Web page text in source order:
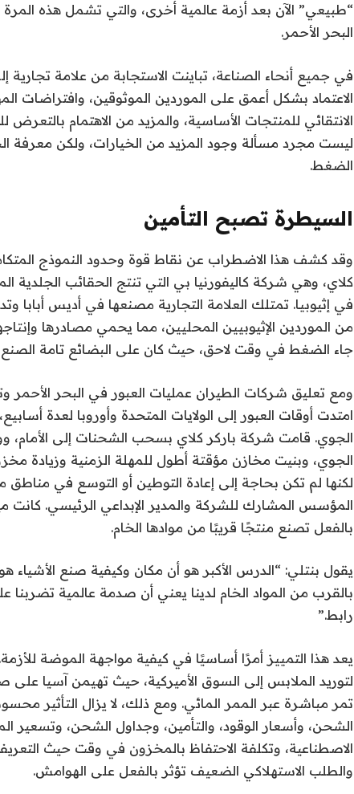
“طبيعي” الآن بعد أزمة عالمية أخرى، والتي تشمل هذه
البحر الأحمر.
في جميع أنحاء الصناعة، تباينت الاستجابة من علامة تجارية
الاعتماد بشكل أعمق على الموردين الموثوقين، وافتراضات
الانتقائي للمنتجات الأساسية، والمزيد من الاهتمام
ليست مجرد مسألة وجود المزيد من الخيارات، ولكن معرفة
الضغط.
السيطرة تصبح التأمين
وقد كشف هذا الاضطراب عن نقاط قوة وحدود النموذج
كلاي، وهي شركة كاليفورنيا بي التي تنتج الحقائب الجلدية
في إثيوبيا. تمتلك العلامة التجارية مصنعها في أديس أبابا
من الموردين الإثيوبيين المحليين، مما يحمي مصادرها
جاء الضغط في وقت لاحق، حيث كان على البضائع تامة
ومع تعليق شركات الطيران عمليات العبور في البحر الأحمر
امتدت أوقات العبور إلى الولايات المتحدة وأوروبا لعدة
الجوي، وبنيت مخازن مؤقتة أطول للمهلة الزمنية وزيادة
لكنها لم تكن بحاجة إلى إعادة التوطين أو التوسع في مناطق
المؤسس المشارك للشركة والمدير الإبداعي الرئيسي. كانت
بالفعل تصنع منتجًا قريبًا من موادها الخام.
يقول بنتلي: “الدرس الأكبر هو أن مكان وكيفية صنع الأشياء
بالقرب من المواد الخام لدينا يعني أن صدمة عالمية
رابط.”
يعد هذا التمييز أمرًا أساسيًا في كيفية مواجهة الموضة
لتوريد الملابس إلى السوق الأميركية، حيث تهيمن آسيا على
تمر مباشرة عبر الممر المائي. ومع ذلك، لا يزال التأثير
الشحن، وأسعار الوقود، والتأمين، وجداول الشحن، وتسعير
الاصطناعية، وتكلفة الاحتفاظ بالمخزون في وقت حيث
والطلب الاستهلاكي الضعيف تؤثر بالفعل على الهوامش.